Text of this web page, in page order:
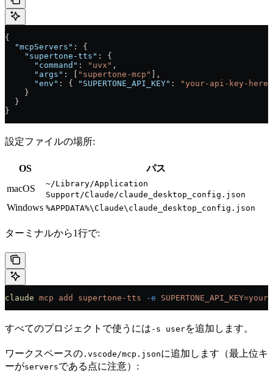
{
  "mcpServers"
: {
    "supertone-tts"
: {
      "command"
: "uvx" ,
      "args"
: [ "supertone-mcp" ],
      "env"
: { "SUPERTONE_API_KEY" :
"your-api-key-here"
    }
  }
}
設定ファイルの場所:
OS
パス
macOS
~/Library/Application
Support/Claude/claude_desktop_config.json
Windows %APPDATA%\Claude\claude_desktop_config.json
ターミナルから1行で:
claude mcp add supertone-tts -e
すべてのプロジェクトで使うには -s userを追加します。
ワークスペースの .vscode/mcp.jsonに追加します（最上位キ
ーがserversである点に注意）: